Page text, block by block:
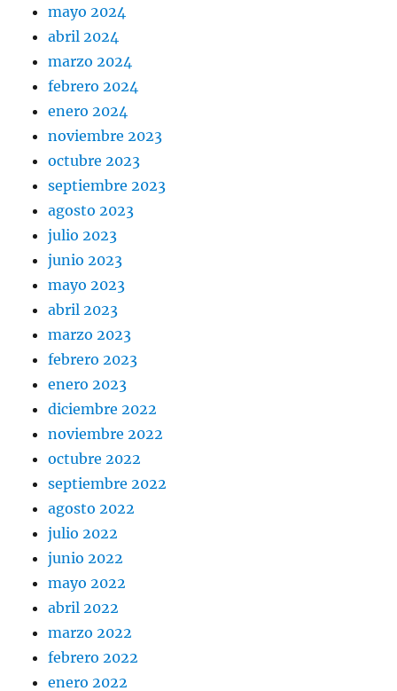
mayo 2024
abril 2024
marzo 2024
febrero 2024
enero 2024
noviembre 2023
octubre 2023
septiembre 2023
agosto 2023
julio 2023
junio 2023
mayo 2023
abril 2023
marzo 2023
febrero 2023
enero 2023
diciembre 2022
noviembre 2022
octubre 2022
septiembre 2022
agosto 2022
julio 2022
junio 2022
mayo 2022
abril 2022
marzo 2022
febrero 2022
enero 2022